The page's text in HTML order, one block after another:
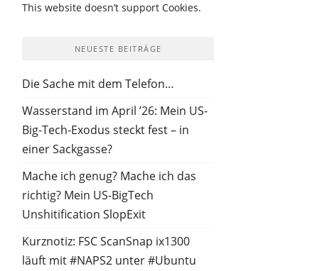
This website doesn’t support Cookies.
NEUESTE BEITRÄGE
Die Sache mit dem Telefon…
Wasserstand im April ’26: Mein US-
Big-Tech-Exodus steckt fest – in
einer Sackgasse?
Mache ich genug? Mache ich das
richtig? Mein US-BigTech
Unshitification SlopExit
Kurznotiz: FSC ScanSnap ix1300
läuft mit #NAPS2 unter #Ubuntu